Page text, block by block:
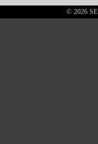
© 2026